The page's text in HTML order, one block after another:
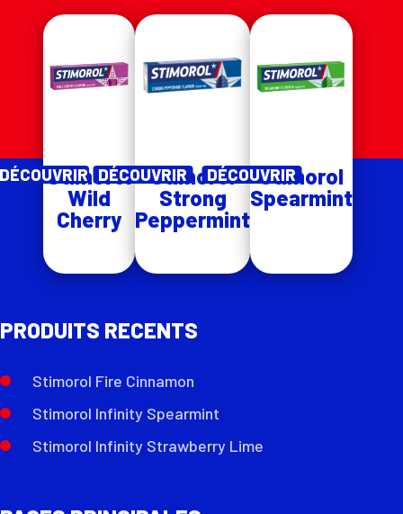
Stimorol
Wild
Cherry
Stimorol
Strong
Peppermint
DÉCOUVRIR
Stimorol
Spearmint
DÉCOUVRIR
PRODUITS RECENTS
Stimorol Fire Cinnamon
Stimorol Infinity Spearmint
Stimorol Infinity Strawberry Lime